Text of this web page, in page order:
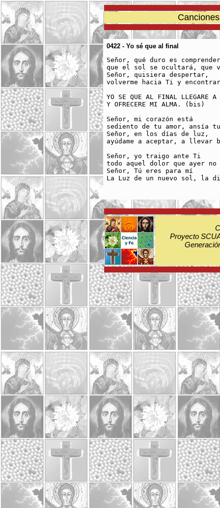
0422 - Yo sé que al final
Señor, qué duro es
que el sol se ocultará, que
Señor, quisiera despertar,
volverme hacia Ti y
YO SE QUE AL FINAL LLEGARE A
Y OFRECERE MI ALMA. (bis)
Señor, mi corazón está
sediento de tu amor, ansía
Señor, en los días de luz,
ayúdame a aceptar, a llevar
Señor, yo traigo ante Ti
todo aquel dolor que ayer no
Señor, Tú eres para mí
La Luz de un nuevo sol, la
Proyecto